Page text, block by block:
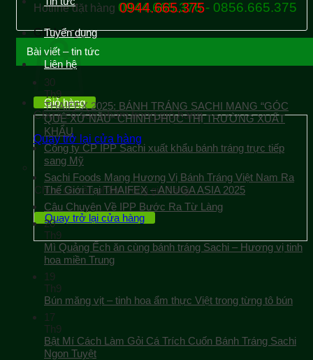
Hotline đặt hàng 0944.665.376 - 0856.665.375
Giỏ hàng
Chưa có sản phẩm trong giỏ hàng.
Quay trở lại cửa hàng
Tuyển dụng
Liên hệ
Giỏ hàng
Chưa có sản phẩm trong giỏ hàng.
Quay trở lại cửa hàng
0944.665.375
Bài viết – tin tức
30
Th9
THAIFEX 2025: BÁNH TRÁNG SACHI MANG “GÓC
QUÊ XỨ NẪU” CHINH PHỤC THỊ TRƯỜNG XUẤT
KHẨU
Công ty CP IPP Sachi xuất khẩu bánh tráng trực tiếp
sang Mỹ
Sachi Foods Mang Hương Vị Bánh Tráng Việt Nam Ra
Thế Giới Tại THAIFEX – ANUGA ASIA 2025
Câu Chuyện Về IPP Bước Ra Từ Làng
20
Th9
Mì Quảng Ếch ăn cùng bánh tráng Sachi – Hương vị tinh
hoa miền Trung
19
Th9
Bún măng vịt – tinh hoa ẩm thực Việt trong từng tô bún
17
Th9
Bật Mí Cách Làm Gỏi Cá Trích Cuốn Bánh Tráng Sachi
Ngon Tuyệt